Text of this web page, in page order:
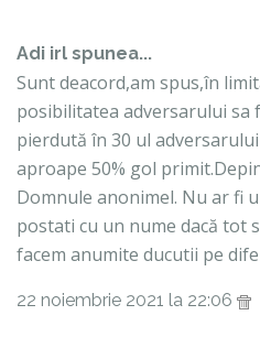
Adi irl spunea...
Sunt deacord,am spus,în
posibilitatea adversarului sa
pierdută în 30 ul
aproape 50% gol
Domnule anonimel. Nu ar fi
postati cu un nume dacă tot
facem anumite ducutii pe
22 noiembrie 2021 la 22:06